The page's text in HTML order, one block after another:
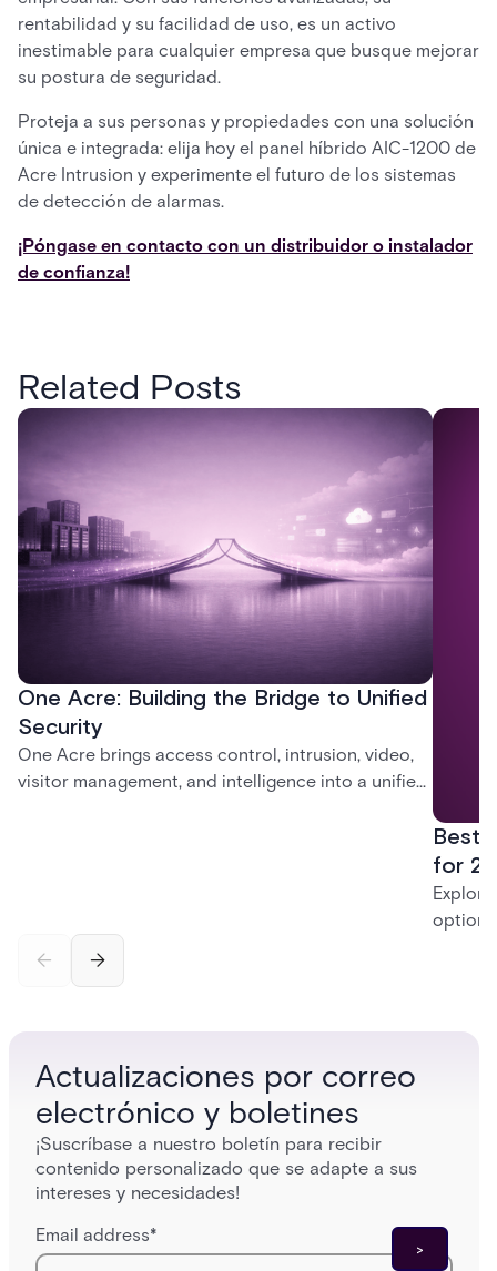
rentabilidad y su facilidad de uso, es un activo
inestimable para cualquier empresa que busque mejorar
su postura de seguridad.
Proteja a sus personas y propiedades con una solución
única e integrada: elija hoy el panel híbrido AIC-1200 de
Acre Intrusion y experimente el futuro de los sistemas
de detección de alarmas.
¡Póngase en contacto con un distribuidor o instalador
de confianza!
Related Posts
One Acre: Building the Bridge to Unified
Security
One Acre brings access control, intrusion, video,
visitor management, and intelligence into a unified
Best
for
Actualizaciones por correo
electrónico y boletines
¡Suscríbase a nuestro boletín para recibir
contenido personalizado que se adapte a sus
intereses y necesidades!
Email address*